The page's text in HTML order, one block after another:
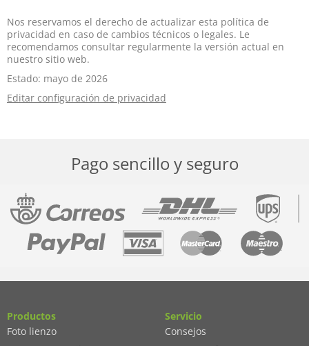
Nos reservamos el derecho de actualizar esta política de
privacidad en caso de cambios técnicos o legales. Le
recomendamos consultar regularmente la versión actual en
nuestro sitio web.
Estado: mayo de 2026
Editar configuración de privacidad
Pago sencillo y seguro
Productos
Foto lienzo
Servicio
Consejos